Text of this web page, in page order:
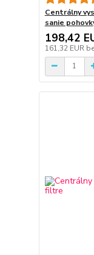
Centrálny
sanie
198,42
161,32 EUR